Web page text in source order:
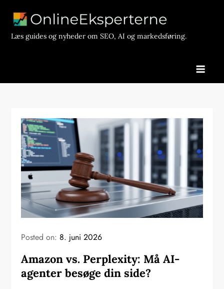
contentLæs guides og nyheder om SEO, AI og markedsføring.
Posted on: 8. juni 2026
Amazon vs. Perplexity: Må AI-
agenter besøge din side?